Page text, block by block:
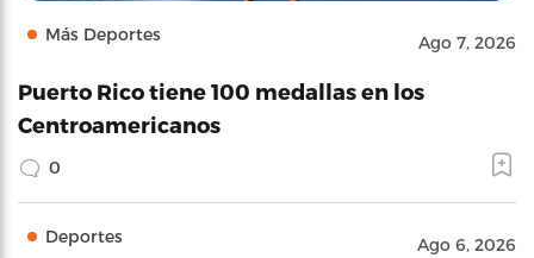
Más Deportes Ago 7, 2026
Puerto Rico tiene 100 medallas en los
Centroamericanos
0
Deportes Ago 6, 2026